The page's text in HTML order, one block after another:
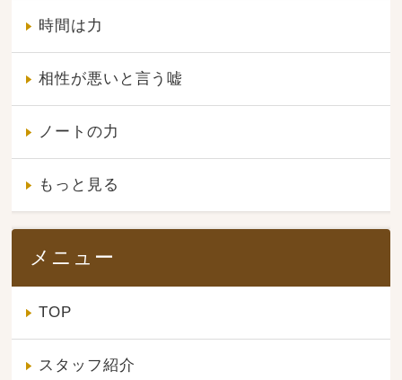
時間は力
相性が悪いと言う嘘
ノートの力
もっと見る
メニュー
TOP
スタッフ紹介